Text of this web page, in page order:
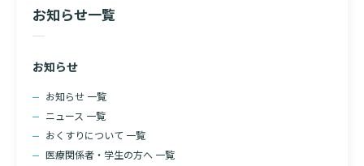
無料低額診療のご案内
東部病院の就労支援サービス
診断書等文書のお申込みについて
診療記録（カルテ）の開示について
お知らせ一覧
お知らせ
お知らせ 一覧
ニュース 一覧
おくすりについて 一覧
医療関係者・学生の方へ 一覧